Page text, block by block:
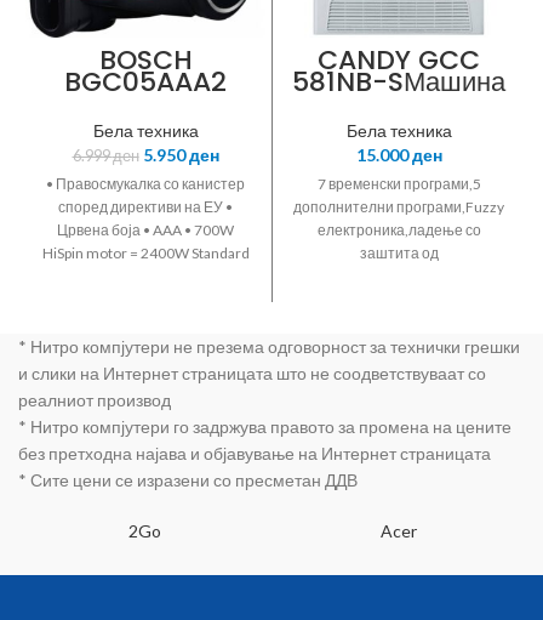
BOSCH
BGC05AAA2
Бела техника
6.999ден 5.950ден
• Правосмукалка со канистер
според директиви на ЕУ •
Црвена боја • AAA • 700W
HiSpin motor = 2400W Standard
децибели • eлектронска
регулација на моќноста •
радиус на движење
CANDY GCC
581NB-SМашина
за сушење
алишта,GrandO
Comfort
серија,XXL
транспарентна
врата,бела
боја,Кондензаци
ска,8кг
Д
индикатори,сенз
орски надзор на
сензорски
програми
Бела техника
15.000ден
7 временски програми,5
дополнителни програми,Fuzzy
електроника,ладење со
заштита од
филтерот,Димензии
59.5x61x85 цм
* Нитро компјутери не презема одговорност за технички грешки
и слики на Интернет страницата што не соодветствуваат со
реалниот производ
* Нитро компјутери го задржува правото за промена на цените
без претходна најава и објавување на Интернет страницата
* Сите цени се изразени со пресметан ДДВ
2Go Acer